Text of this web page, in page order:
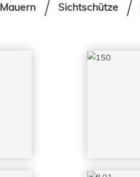
Mauern Sichtschütze